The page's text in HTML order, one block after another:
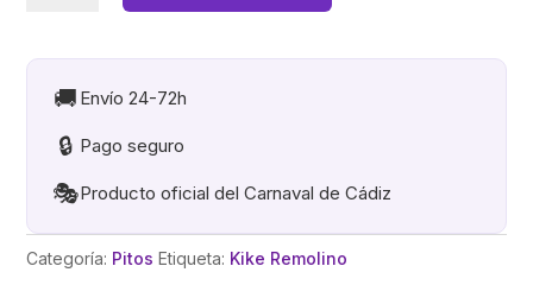
cantidad
🚚 Envío 24-72h
🔒 Pago seguro
🎭Producto oficial del Carnaval de Cádiz
Categoría: Pitos Etiqueta: Kike Remolino